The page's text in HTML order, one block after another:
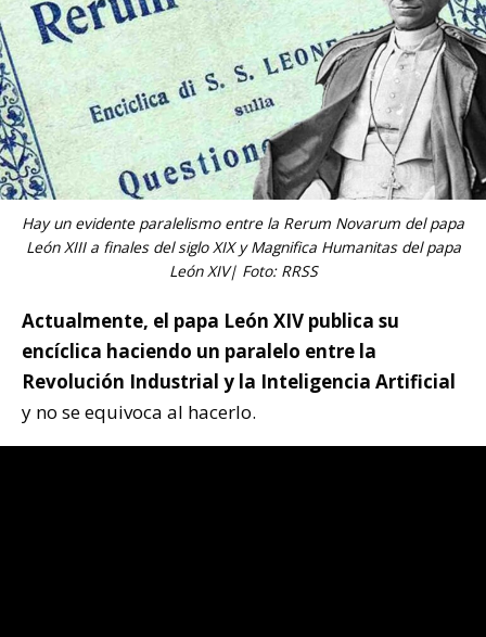
Hay un evidente paralelismo entre la Rerum Novarum del papa
León XIII a finales del siglo XIX y Magnifica Humanitas del papa
León XIV| Foto: RRSS
Actualmente, el papa León XIV publica su
encíclica haciendo un paralelo entre la
Revolución Industrial y la Inteligencia Artificial
y no se equivoca al hacerlo.